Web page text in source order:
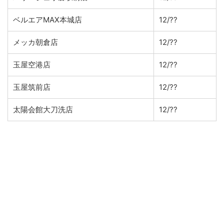
ベルエアMAX本城店 12/??
メッカ朝倉店 12/??
玉屋空港店 12/??
玉屋筑前店 12/??
太陽会館大刀洗店 12/??